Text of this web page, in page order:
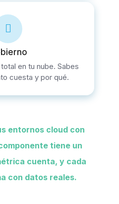
en tu nube. Sabes
cuesta y por qué.
entornos cloud con
tiene un
cuenta, y cada
con datos reales.